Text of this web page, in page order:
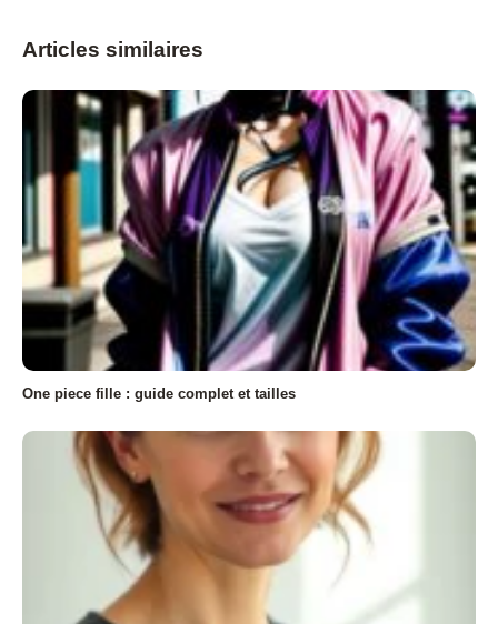
Articles similaires
One piece fille : guide complet et tailles